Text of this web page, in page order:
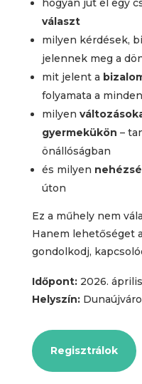
hogyan jut el egy
választ
milyen kérdések,
jelennek meg a
mit jelent a
folyamata a
milyen
gyermekükön –
önállóságban
és milyen
úton
Ez a műhely nem
Hanem lehetőséget
gondolkodj,
Időpont:2026.
Helyszín:
Regisztrálok